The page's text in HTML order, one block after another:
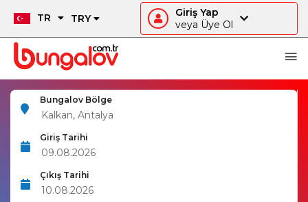
TR TRY
Giriş Yap
veya Üye Ol
Bungalov Bölge
Giriş Tarihi
Çıkış Tarihi